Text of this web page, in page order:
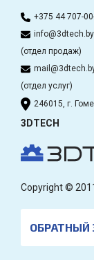
+375 44 707-
info@3dtech.by
(отдел продаж)
(отдел услуг)
246015, г.
3DTECH
Copyright ©
ОБРАТНЫЙ